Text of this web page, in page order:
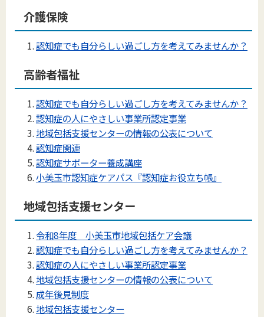
介護保険
認知症でも自分らしい過ごし方を考えてみませんか？
高齢者福祉
認知症でも自分らしい過ごし方を考えてみませんか？
認知症の人にやさしい事業所認定事業
地域包括支援センターの情報の公表について
認知症関連
認知症サポーター養成講座
小美玉市認知症ケアパス『認知症お役立ち帳』
地域包括支援センター
令和8年度 小美玉市地域包括ケア会議
認知症でも自分らしい過ごし方を考えてみませんか？
認知症の人にやさしい事業所認定事業
地域包括支援センターの情報の公表について
成年後見制度
地域包括支援センター